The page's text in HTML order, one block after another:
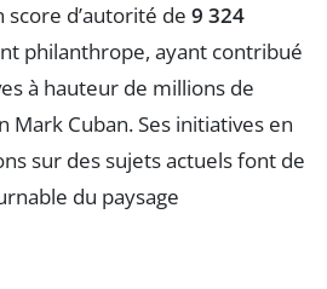
score d’autorité de 9 324
philanthrope, ayant contribué
à hauteur de millions de
Mark Cuban. Ses initiatives en
sur des sujets actuels font de
du paysage